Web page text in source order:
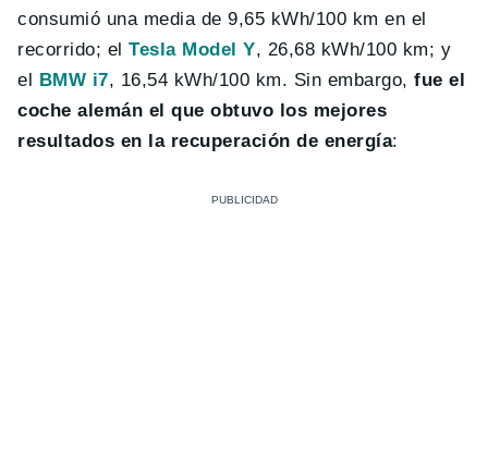
consumió una media de 9,65 kWh/100 km en el
recorrido; elTesla Model Y, 26,68 kWh/100 km; y
el BMW i7, 16,54 kWh/100 km. Sin embargo,fue el
coche alemán el que obtuvo los mejores
resultados en la recuperación de energía: